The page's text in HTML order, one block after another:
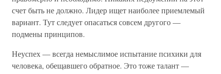
счет быть не должно. Лидер ищет наиболее приемлемый
вариант. Тут следует опасаться совсем другого —
подмены принципов.
Неуспех — всегда немыслимое испытание психики для
человека, обещавшего обратное. Это тоже талант —